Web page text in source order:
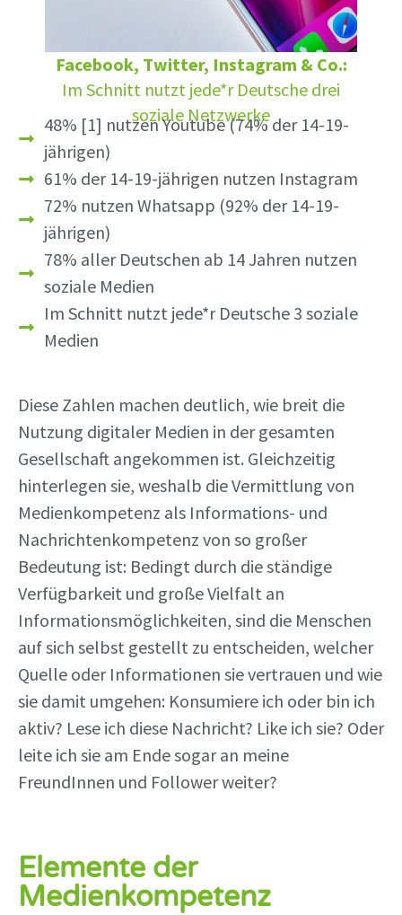
Facebook, Twitter, Instagram & Co.:
Im Schnitt nutzt jede*r Deutsche drei
soziale Netzwerke
48% [1] nutzen Youtube (74% der 14-19-
jährigen)
61% der 14-19-jährigen nutzen Instagram
72% nutzen Whatsapp (92% der 14-19-
jährigen)
78% aller Deutschen ab 14 Jahren nutzen
soziale Medien
Im Schnitt nutzt jede*r Deutsche 3 soziale
Medien​
Diese Zahlen machen deutlich, wie breit die
Nutzung digitaler Medien in der gesamten
Gesellschaft angekommen ist. Gleichzeitig
hinterlegen sie, weshalb die Vermittlung von
Medienkompetenz als Informations- und
Nachrichtenkompetenz von so großer
Bedeutung ist: Bedingt durch die ständige
Verfügbarkeit und große Vielfalt an
Informationsmöglichkeiten, sind die Menschen
auf sich selbst gestellt zu entscheiden, welcher
Quelle oder Informationen sie vertrauen und wie
sie damit umgehen: Konsumiere ich oder bin ich
aktiv? Lese ich diese Nachricht? Like ich sie? Oder
leite ich sie am Ende sogar an meine
FreundInnen und Follower weiter?
Elemente der
Medienkompetenz